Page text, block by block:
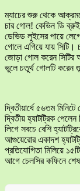
ম্যাচের শুরু থেকে
চার গোল! কেভিন ডি
ডেভিড লুইসের পায়ে লেগে
গোলে এগিয়ে যায় সিটি।
জোড়া গোল করেন সিটির
ভুলে চতুর্থ গোলটি করেন
দ্বিতীয়ার্ধে ৫৬তম
দ্বিতীয় হ্যাটট্রিক
লিগে সবচে বেশি
আগুয়েরোর একাদশ
প্রতিযোগিতা মিলিয়ে
আগে চেলসির কফিনে শেষ